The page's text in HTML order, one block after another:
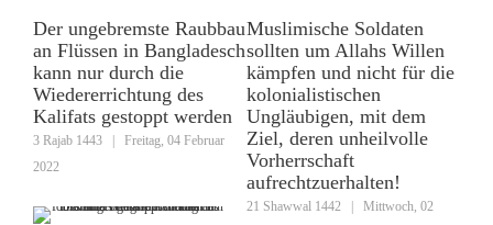
Der ungebremste Raubbau
an Flüssen in Bangladesch
kann nur durch die
Wiedererrichtung des
Kalifats gestoppt werden
3 Rajab 1443
Freitag, 04 Februar
2022
Muslimische Soldaten
sollten um Allahs Willen
kämpfen und nicht für die
kolonialistischen
Ungläubigen, mit dem
Ziel, deren unheilvolle
Vorherrschaft
aufrechtzuerhalten!
21 Shawwal 1442 Mittwoch, 02